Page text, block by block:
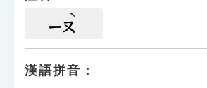
ㄧㄡ
漢語拼音：